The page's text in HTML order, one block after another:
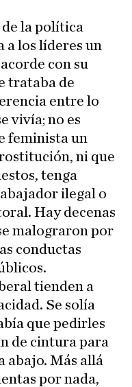
la política
a los líderes un
con su
trataba de
entre lo
vivía; no es
feminista un
ni que
tenga
ilegal o
Hay decenas
malograron por
conductas
tienden a
Se solía
que pedirles
de cintura para
abajo. Más allá
por nada,